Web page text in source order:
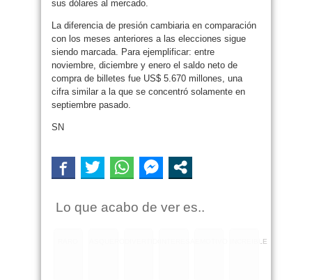
sus dólares al mercado.
La diferencia de presión cambiaria en comparación
con los meses anteriores a las elecciones sigue
siendo marcada. Para ejemplificar: entre
noviembre, diciembre y enero el saldo neto de
compra de billetes fue US$ 5.670 millones, una
cifra similar a la que se concentró solamente en
septiembre pasado.
SN
Lo que acabo de ver es..
INCREIBLE